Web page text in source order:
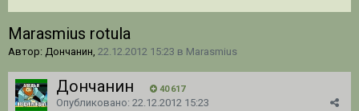
Marasmius rotula
Автор: Дончанин, 22.12.2012 15:23 в Marasmius
Дончанин 40 617
Опубликовано: 22.12.2012 15:23